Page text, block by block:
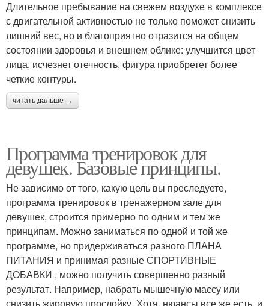
Длительное пребывание на свежем воздухе в комплексе
с двигательной активностью не только поможет снизить
лишний вес, но и благоприятно отразится на общем
состоянии здоровья и внешнем облике: улучшится цвет
лица, исчезнет отечность, фигура приобретет более
четкие контуры.
читать дальше →
Программа тренировок для
девушек. Базовые принципы.
Не зависимо от того, какую цель вы преследуете,
программа тренировок в тренажерном зале для
девушек, строится примерно по одним и тем же
принципам. Можно заниматься по одной и той же
программе, но придерживаться разного ПЛАНА
ПИТАНИЯ и принимая разные СПОРТИВНЫЕ
ДОБАВКИ , можно получить совершенно разный
результат. Например, набрать мышечную массу или
снизить жировую прослойку. Хотя, нюансы все же есть, и